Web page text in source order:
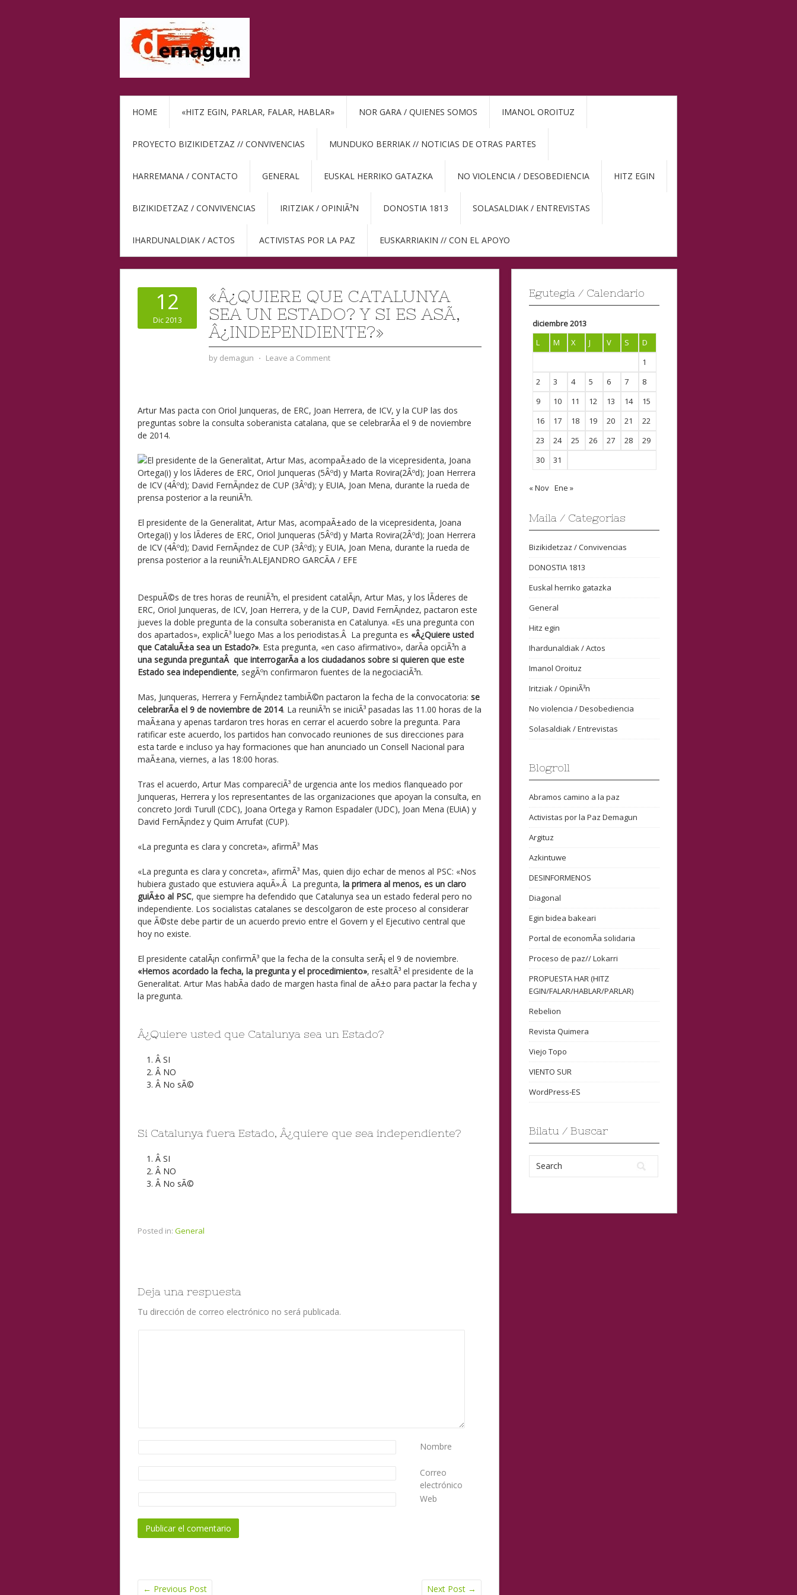
HOME «HITZ EGIN, PARLAR, FALAR, HABLAR» NOR GARA / QUIENES SOMOS IMANOL OROITUZ
PROYECTO BIZIKIDETZAZ // CONVIVENCIAS MUNDUKO BERRIAK // NOTICIAS DE OTRAS PARTES
HARREMANA / CONTACTO GENERAL EUSKAL HERRIKO GATAZKA NO VIOLENCIA / DESOBEDIENCIA HITZ EGIN
BIZIKIDETZAZ / CONVIVENCIAS IRITZIAK / OPINIÃ³N DONOSTIA 1813 SOLASALDIAK / ENTREVISTAS
IHARDUNALDIAK / ACTOS ACTIVISTAS POR LA PAZ EUSKARRIAKIN // CON EL APOYO
12
Dic 2013
«Â¿QUIERE QUE CATALUNYA
SEA UN ESTADO? Y SI ES ASÃ­,
Â¿INDEPENDIENTE?»
by demagun ⋅ Leave a Comment
Artur Mas pacta con Oriol Junqueras, de ERC, Joan Herrera, de ICV, y la CUP las dos
preguntas sobre la consulta soberanista catalana, que se celebrarÃ­a el 9 de noviembre
de 2014.
El presidente de la Generalitat, Artur Mas, acompaÃ±ado de la vicepresidenta, Joana
Ortega(i) y los lÃ­deres de ERC, Oriol Junqueras (5Âºd) y Marta Rovira(2Âºd); Joan Herrera
de ICV (4Âºd); David FernÃ¡ndez de CUP (3Âºd); y EUIA, Joan Mena, durante la rueda de
prensa posterior a la reuniÃ³n.ALEJANDRO GARCÃA / EFE
DespuÃ©s de tres horas de reuniÃ³n, el president catalÃ¡n, Artur Mas, y los lÃ­deres de
ERC, Oriol Junqueras, de ICV, Joan Herrera, y de la CUP, David FernÃ¡ndez, pactaron este
jueves la doble pregunta de la consulta soberanista en Catalunya. «Es una pregunta con
dos apartados», explicÃ³ luego Mas a los periodistas.Â La pregunta es «Â¿Quiere usted
que CataluÃ±a sea un Estado?». Esta pregunta, «en caso afirmativo», darÃ­a opciÃ³n a
una segunda preguntaÂ que interrogarÃ­a a los ciudadanos sobre si quieren que este
Estado sea independiente, segÃºn confirmaron fuentes de la negociaciÃ³n.
Mas, Junqueras, Herrera y FernÃ¡ndez tambiÃ©n pactaron la fecha de la convocatoria: se
celebrarÃ­a el 9 de noviembre de 2014. La reuniÃ³n se iniciÃ³ pasadas las 11.00 horas de la
maÃ±ana y apenas tardaron tres horas en cerrar el acuerdo sobre la pregunta. Para
ratificar este acuerdo, los partidos han convocado reuniones de sus direcciones para
esta tarde e incluso ya hay formaciones que han anunciado un Consell Nacional para
maÃ±ana, viernes, a las 18:00 horas.
Tras el acuerdo, Artur Mas compareciÃ³ de urgencia ante los medios flanqueado por
Junqueras, Herrera y los representantes de las organizaciones que apoyan la consulta, en
concreto Jordi Turull (CDC), Joana Ortega y Ramon Espadaler (UDC), Joan Mena (EUiA) y
David FernÃ¡ndez y Quim Arrufat (CUP).
«La pregunta es clara y concreta», afirmÃ³ Mas
«La pregunta es clara y concreta», afirmÃ³ Mas, quien dijo echar de menos al PSC: «Nos
hubiera gustado que estuviera aquÃ­».Â La pregunta, la primera al menos, es un claro
guiÃ±o al PSC, que siempre ha defendido que Catalunya sea un estado federal pero no
independiente. Los socialistas catalanes se descolgaron de este proceso al considerar
que Ã©ste debe partir de un acuerdo previo entre el Govern y el Ejecutivo central que
hoy no existe.
El presidente catalÃ¡n confirmÃ³ que la fecha de la consulta serÃ¡ el 9 de noviembre.
«Hemos acordado la fecha, la pregunta y el procedimiento», resaltÃ³ el presidente de la
Generalitat. Artur Mas habÃ­a dado de margen hasta final de aÃ±o para pactar la fecha y
la pregunta.
Â¿Quiere usted que Catalunya sea un Estado?
Â SI
Â NO
Â No sÃ©
Si Catalunya fuera Estado, Â¿quiere que sea independiente?
Â SI
Â NO
Â No sÃ©
Posted in: General
Deja una respuesta
Tu dirección de correo electrónico no será publicada.
Nombre
Correo
electrónico
Web
← Previous Post Next Post →
Egutegia / Calendario
diciembre 2013
L
M X J V S
D
1
2
3 4 5 6 7
8
9
10 11 12 13 14
15
16
17 18 19 20 21
22
23
24 25 26 27 28
29
30
31
« Nov Ene »
Maila / Categorias
Bizikidetzaz / Convivencias
DONOSTIA 1813
Euskal herriko gatazka
General
Hitz egin
Ihardunaldiak / Actos
Imanol Oroituz
Iritziak / OpiniÃ³n
No violencia / Desobediencia
Solasaldiak / Entrevistas
Blogroll
Abramos camino a la paz
Activistas por la Paz Demagun
Argituz
Azkintuwe
DESINFORMENOS
Diagonal
Egin bidea bakeari
Portal de economÃ­a solidaria
Proceso de paz// Lokarri
PROPUESTA HAR (HITZ
EGIN/FALAR/HABLAR/PARLAR)
Rebelion
Revista Quimera
Viejo Topo
VIENTO SUR
WordPress-ES
Bilatu / Buscar